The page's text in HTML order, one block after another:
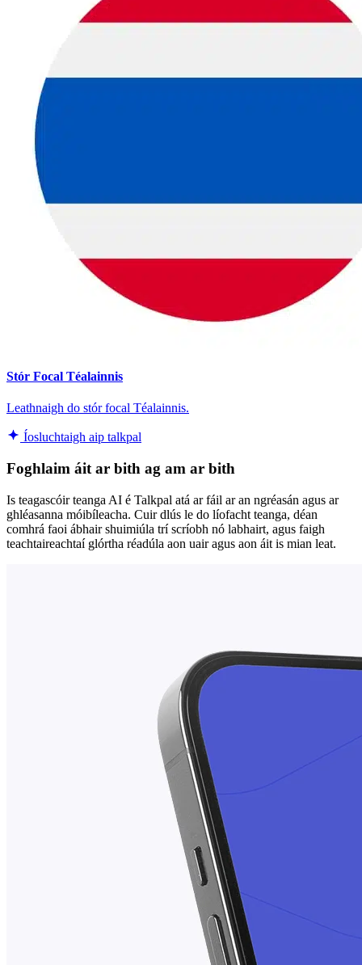
Stór Focal Téalainnis
Leathnaigh do stór focal Téalainnis.
Íosluchtaigh aip talkpal
Foghlaim áit ar bith ag am ar bith
Is teagascóir teanga AI é Talkpal atá ar fáil ar an ngréasán agus ar
ghléasanna móibíleacha. Cuir dlús le do líofacht teanga, déan
comhrá faoi ábhair shuimiúla trí scríobh nó labhairt, agus faigh
teachtaireachtaí glórtha réadúla aon uair agus aon áit is mian leat.